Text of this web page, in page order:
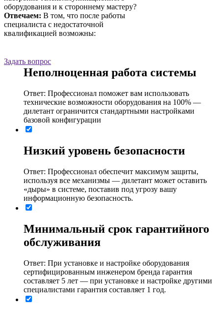
оборудования и к стороннему мастеру?
Отвечаем: В том, что после работы
специалиста с недостаточной
квалификацией возможны:
Задать вопрос
Неполноценная работа системы
Ответ: Профессионал поможет вам использовать
технические возможности оборудования на 100% ―
дилетант ограничится стандартными настройками
базовой конфигурации
Низкий уровень безопасности
Ответ: Профессионал обеспечит максимум защиты,
используя все механизмы ― дилетант может оставить
«дыры» в системе, поставив под угрозу вашу
информационную безопасность.
Минимальный срок гарантийного
обслуживания
Ответ: При установке и настройке оборудования
сертифицированным инженером бренда гарантия
составляет 5 лет ― при установке и настройке другими
специалистами гарантия составляет 1 год.